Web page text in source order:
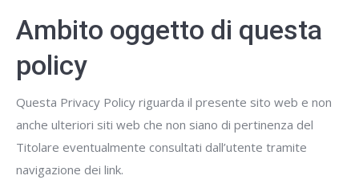
Ambito oggetto di questa
policy
Questa Privacy Policy riguarda il presente sito web e non
anche ulteriori siti web che non siano di pertinenza del
Titolare eventualmente consultati dall’utente tramite
navigazione dei link.